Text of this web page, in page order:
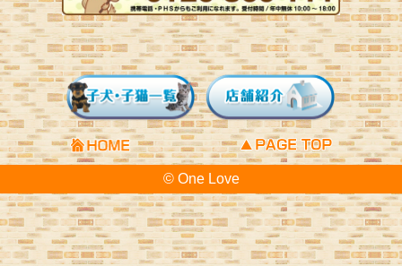
© One Love